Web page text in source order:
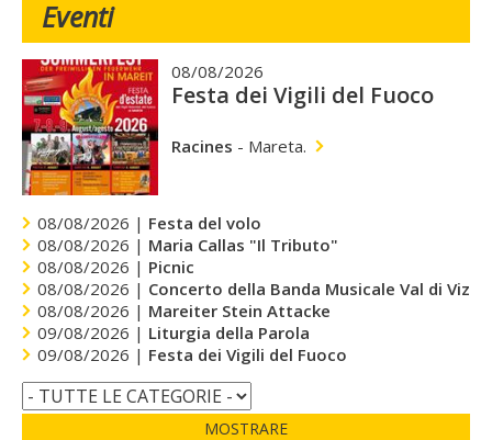
Eventi
08/08/2026
Festa dei Vigili del Fuoco
Racines - Mareta.
08/08/2026 | Festa del volo
08/08/2026 | Maria Callas "Il Tributo"
08/08/2026 | Picnic
08/08/2026 | Concerto della Banda Musicale Val di Vizze
08/08/2026 | Mareiter Stein Attacke
09/08/2026 | Liturgia della Parola
09/08/2026 | Festa dei Vigili del Fuoco
MOSTRARE